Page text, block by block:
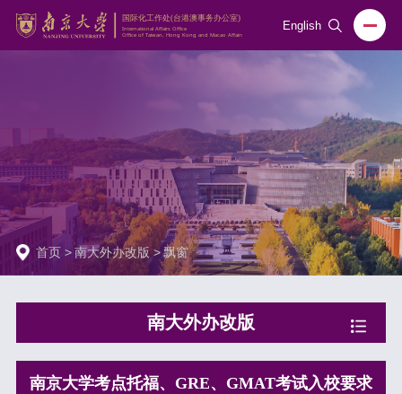
English
首页 > 南大外办改版 > 飘窗
南大外办改版
南京大学考点托福、GRE、GMAT考试入校要求